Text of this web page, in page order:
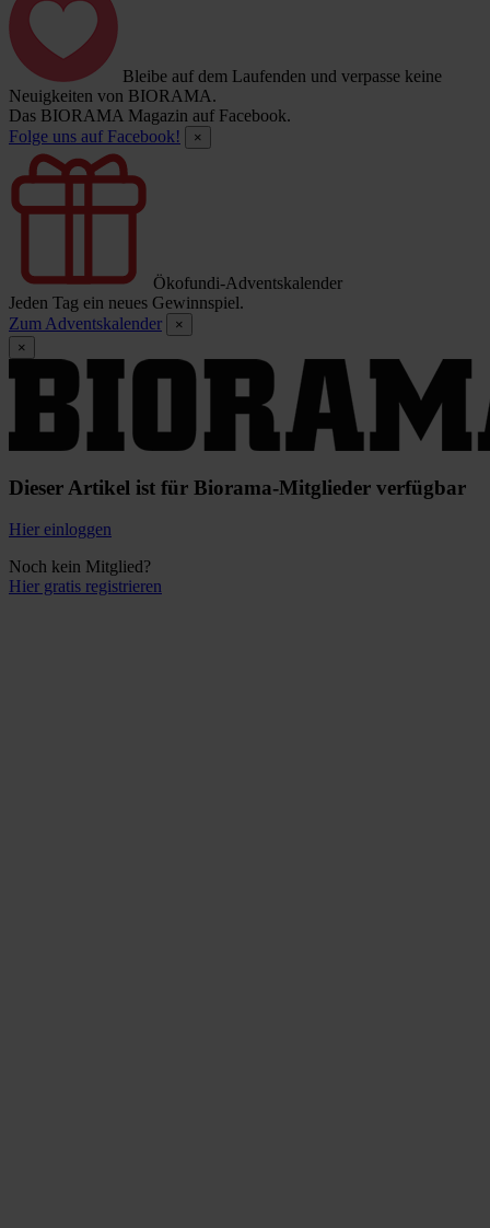
Bleibe auf dem Laufenden und verpasse keine
Neuigkeiten von BIORAMA.
Das BIORAMA Magazin auf Facebook.
Folge uns auf Facebook!
×
Ökofundi-Adventskalender
Jeden Tag ein neues Gewinnspiel.
Zum Adventskalender
×
×
Dieser Artikel ist für Biorama-Mitglieder verfügbar
Hier einloggen
Noch kein Mitglied?
Hier gratis registrieren